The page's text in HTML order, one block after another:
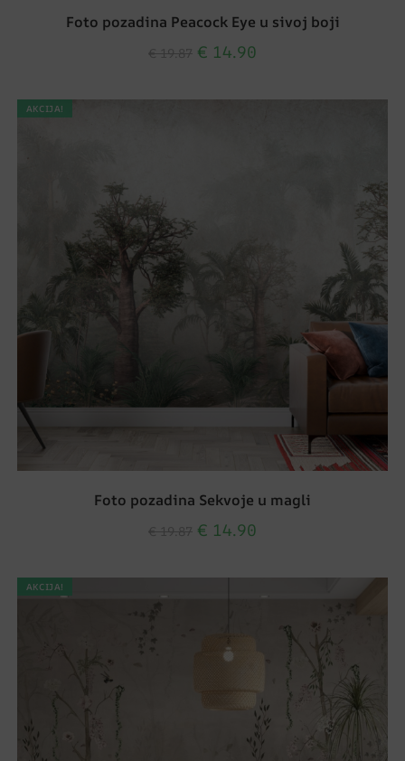
Foto pozadina Peacock Eye u sivoj boji
€ 14.90
AKCIJA!
Foto pozadina Sekvoje u magli
€ 14.90
AKCIJA!